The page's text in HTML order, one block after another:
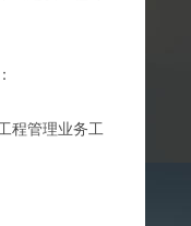
程管理业务工